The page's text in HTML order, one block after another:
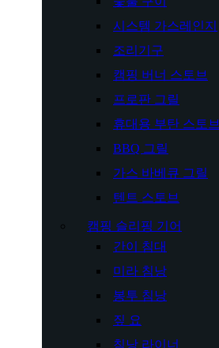
시스템 가스레인지
조리기구
캠핑 버너 스토브
프로판 그릴
휴대용 부탄 스토브
BBQ 그릴
가스 바베큐 그릴
텐트 스토브
캠핑 슬리핑 기어
간이 침대
미라 침낭
봉투 침낭
짚 요
침낭 라이너